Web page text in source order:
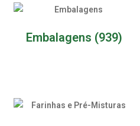
Embalagens (939)